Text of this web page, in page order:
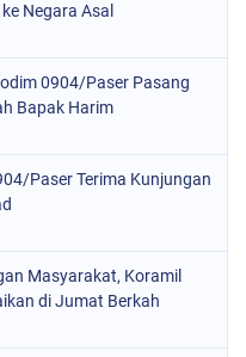
Negara Asal
0904/Paser Pasang
Bapak Harim
Paser Terima Kunjungan
Masyarakat, Koramil
di Jumat Berkah